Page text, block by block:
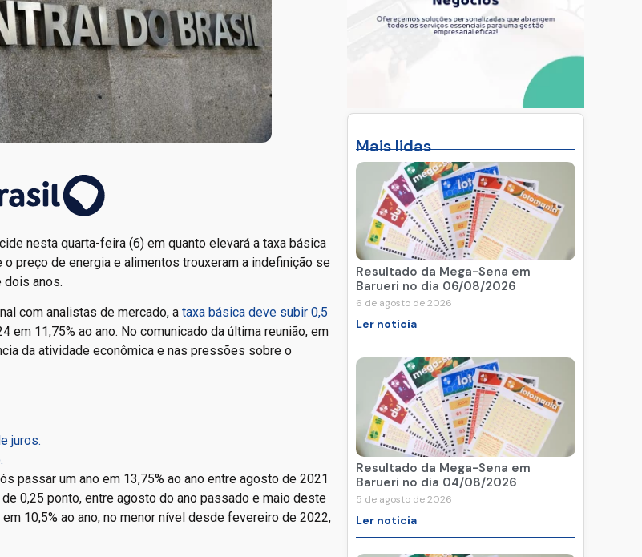
nesta quarta-feira (6) em quanto elevará a taxa básica
preço de energia e alimentos trouxeram a indefinição se
dois anos.
com analistas de mercado, a taxa básica deve subir 0,5
em 11,75% ao ano. No comunicado da última reunião, em
da atividade econômica e nas pressões sobre o
juros.
passar um ano em 13,75% ao ano entre agosto de 2021
0,25 ponto, entre agosto do ano passado e maio deste
10,5% ao ano, no menor nível desde fevereiro de 2022,
Mais lidas
Resultado da Mega-Sena em
Barueri no dia 06/08/2026
6 de agosto de 2026
Ler noticia
Resultado da Mega-Sena em
Barueri no dia 04/08/2026
5 de agosto de 2026
Ler noticia